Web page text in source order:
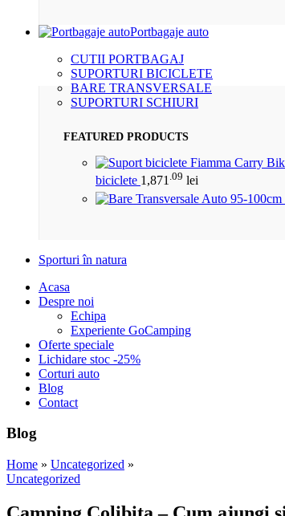
Portbagaje auto
CUTII PORTBAGAJ
SUPORTURI BICICLETE
BARE TRANSVERSALE
SUPORTURI SCHIURI
FEATURED PRODUCTS
biciclete 1,871 .09 lei
Sporturi în natura
Acasa
Despre noi
Echipa
Experiente GoCamping
Oferte speciale
Lichidare stoc -25%
Corturi auto
Blog
Contact
Blog
Home » Uncategorized »
Uncategorized